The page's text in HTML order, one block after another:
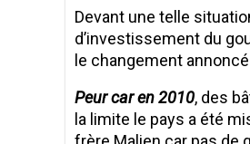
Devant une telle
d’investissement du
le changement
Peur car en 2010, des
la limite le pays a été